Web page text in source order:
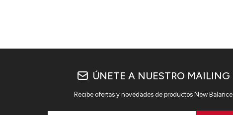
ÚNETE A NUESTRO MAILING
Recibe ofertas y novedades de productos New Balance